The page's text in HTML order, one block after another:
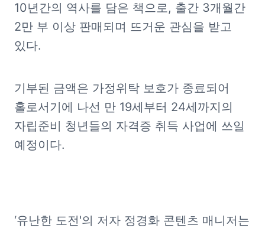
10년간의 역사를 담은 책으로, 출간 3개월간
2만 부 이상 판매되며 뜨거운 관심을 받고
있다.
기부된 금액은 가정위탁 보호가 종료되어
홀로서기에 나선 만 19세부터 24세까지의
자립준비 청년들의 자격증 취득 사업에 쓰일
예정이다.
‘유난한 도전'의 저자 정경화 콘텐츠 매니저는